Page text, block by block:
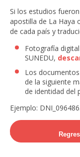
Si los estudios
apostilla de La Haya
de cada país y
Fotografía
SUNEDU,
Los
de la siguiente
de identidad del
Ejemplo: